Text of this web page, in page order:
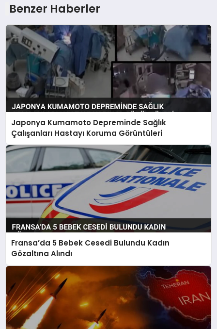
Benzer Haberler
Japonya Kumamoto Depreminde Sağlık
Çalışanları Hastayı Koruma Görüntüleri
Fransa’da 5 Bebek Cesedi Bulundu Kadın
Gözaltına Alındı